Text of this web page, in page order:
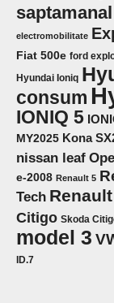
saptamanal
electromobilitate
Fiat 500e ford
Hyundai Ioniq
consum
IONIQ 5
MY2025 Kona
nissan leaf
e-2008 Renault 5
Tech
Citigo Skoda
model 3
ID.7